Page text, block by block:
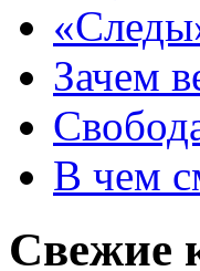
Зачем
В чем
Свежие